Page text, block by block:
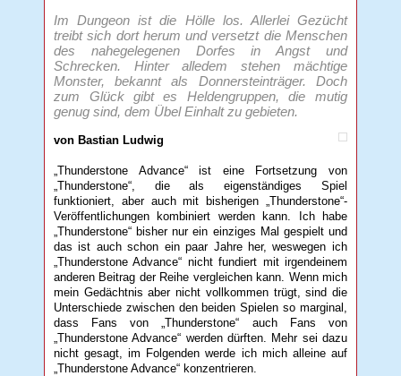
Im Dungeon ist die Hölle los. Allerlei Gezücht
treibt sich dort herum und versetzt die Menschen
des nahegelegenen Dorfes in Angst und
Schrecken. Hinter alledem stehen mächtige
Monster, bekannt als Donnersteinträger. Doch
zum Glück gibt es Heldengruppen, die mutig
genug sind, dem Übel Einhalt zu gebieten.
von Bastian Ludwig
„Thunderstone Advance“ ist eine Fortsetzung von
„Thunderstone“, die als eigenständiges Spiel
funktioniert, aber auch mit bisherigen „Thunderstone“-
Veröffentlichungen kombiniert werden kann. Ich habe
„Thunderstone“ bisher nur ein einziges Mal gespielt und
das ist auch schon ein paar Jahre her, weswegen ich
„Thunderstone Advance“ nicht fundiert mit irgendeinem
anderen Beitrag der Reihe vergleichen kann. Wenn mich
mein Gedächtnis aber nicht vollkommen trügt, sind die
Unterschiede zwischen den beiden Spielen so marginal,
dass Fans von „Thunderstone“ auch Fans von
„Thunderstone Advance“ werden dürften. Mehr sei dazu
nicht gesagt, im Folgenden werde ich mich alleine auf
„Thunderstone Advance“ konzentrieren.